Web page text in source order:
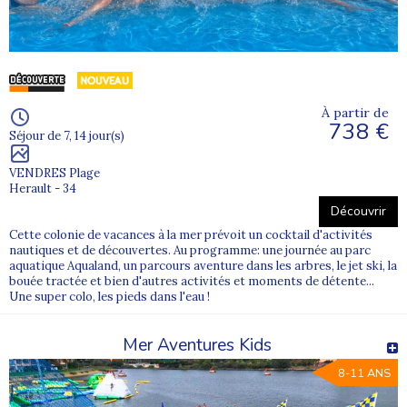
d’âge.
La vie en collectivité permet aux enfants comme aux ados de
s’intégrer facilement, de créer des liens forts et de développer
leur confiance en eux, dans un environnement bienveillant.
Des colonies mer et océan pour vivre
l’aventure
Partir encolonie de vacances proche de la mer ou de l’océan
c’est vivre une véritable aventure. Les jeunes développent à la fois
leurs compétences sportives et leur savoir-être. La colonie
devient alors uneexpérience de vie marquante, favorisant
l’autonomie et l’ouverture aux autres.
Des sports nautiques accessibles aux enfants et
Surf, voile, kayak, baignades et jeux de plage : les
nautiquessont au cœur des colonies de vacances à la mer. Ils
répondent au besoin de sensations, de liberté et de découverte
propre à l’enfance et à l’adolescence.
Séjour de 7, 14 jour(s)
VENDRES Plage
Herault - 34
À partir de
738 €
Découvrir
Cette colonie de vacances à la mer prévoit un cocktail d'activités
nautiques et de découvertes. Au programme: une journée au parc
aquatique Aqualand, un parcours aventure dans les arbres, le jet ski, la
bouée tractée et bien d'autres activités et moments de détente...
Une super colo, les pieds dans l'eau !
Mer Aventures Kids
8-11 ANS